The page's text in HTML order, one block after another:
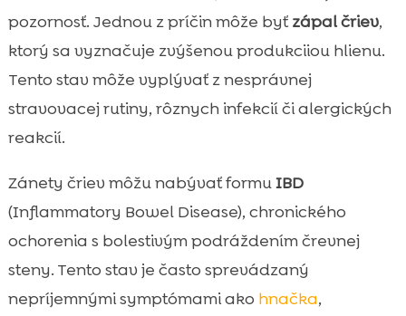
pozornosť. Jednou z príčin môže byťzápal čriev,
ktorý sa vyznačuje zvýšenou produkciiou hlienu.
Tento stav môže vyplývať z nesprávnej
stravovacej rutiny, rôznych infekcií či alergických
reakcií.
Zánety čriev môžu nabývať formuIBD
(Inflammatory Bowel Disease), chronického
ochorenia s bolestivým podráždením črevnej
steny. Tento stav je často sprevádzaný
nepríjemnými symptómami ako hnačka,